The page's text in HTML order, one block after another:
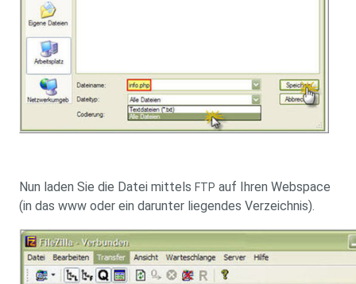
Nun laden Sie die Datei mittels FTP auf Ihren Webspace
(in das www oder ein darunter liegendes Verzeichnis).